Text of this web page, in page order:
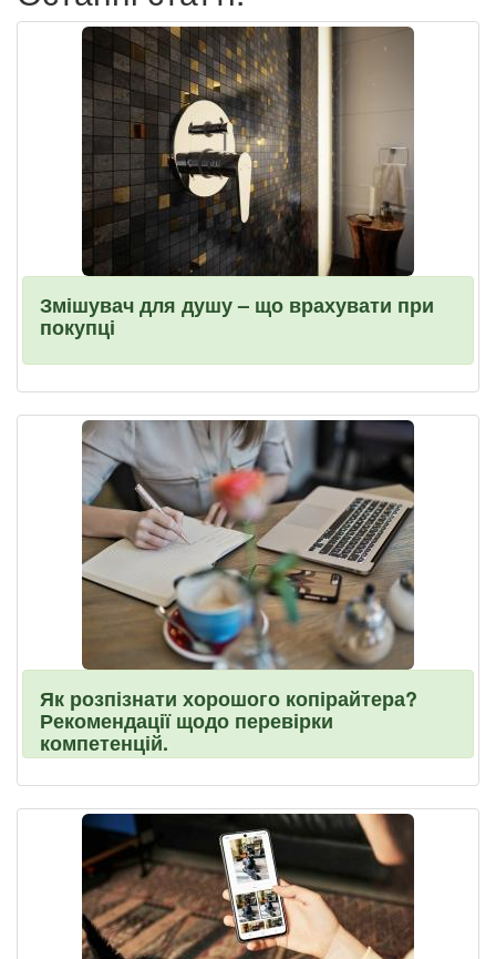
Змішувач для душу – що врахувати при
покупці
Як розпізнати хорошого копірайтера?
Рекомендації щодо перевірки
компетенцій.